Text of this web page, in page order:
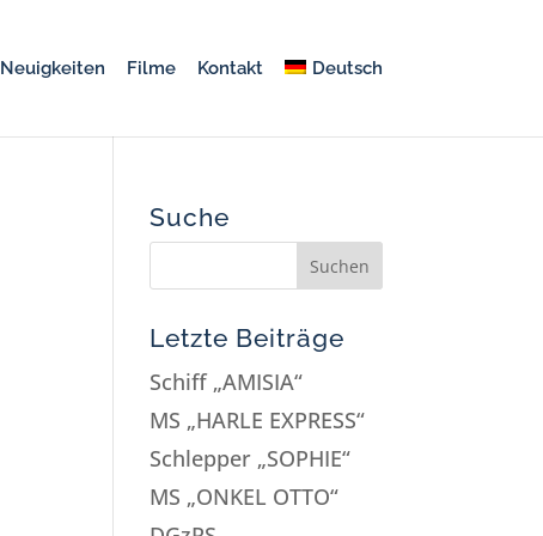
Neuigkeiten Filme Kontakt Deutsch
Suche
Letzte Beiträge
Schiff „AMISIA“
MS „HARLE EXPRESS“
Schlepper „SOPHIE“
MS „ONKEL OTTO“